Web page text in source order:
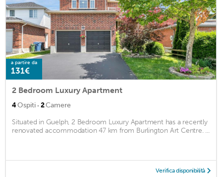
a partire da
131€
2 Bedroom Luxury Apartment
4Ospiti · 2Camere
Situated in Guelph, 2 Bedroom Luxury Apartment has a recently
renovated accommodation 47 km from Burlington Art Centre. ...
Verifica disponibilità